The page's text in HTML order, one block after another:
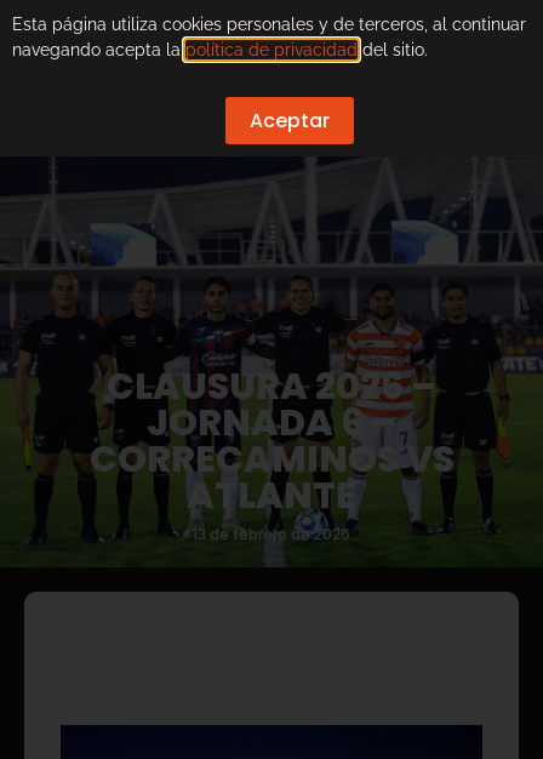
CLAUSURA 2026 –
JORNADA 6 –
CORRECAMINOS VS
ATLANTE
13 de febrero de 2026
Esta página utiliza cookies personales y de terceros, al continuar
navegando acepta la política de privacidad del sitio.
Aceptar